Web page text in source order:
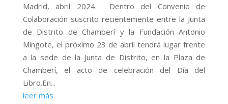
Madrid, abril 2024. Dentro del Convenio de
Colaboración suscrito recientemente entre la Junta
de Distrito de Chamberí y la Fundación Antonio
Mingote, el próximo 23 de abril tendrá lugar frente
a la sede de la Junta de Distrito, en la Plaza de
Chamberí, el acto de celebración del Día del
Libro.En...
leer más